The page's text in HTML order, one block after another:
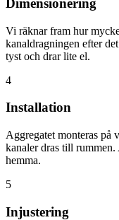
Dimensionering
Vi räknar fram hur
kanaldragningen efter
tyst och drar lite el.
4
Installation
Aggregatet monteras på
kanaler dras till
hemma.
5
Injustering